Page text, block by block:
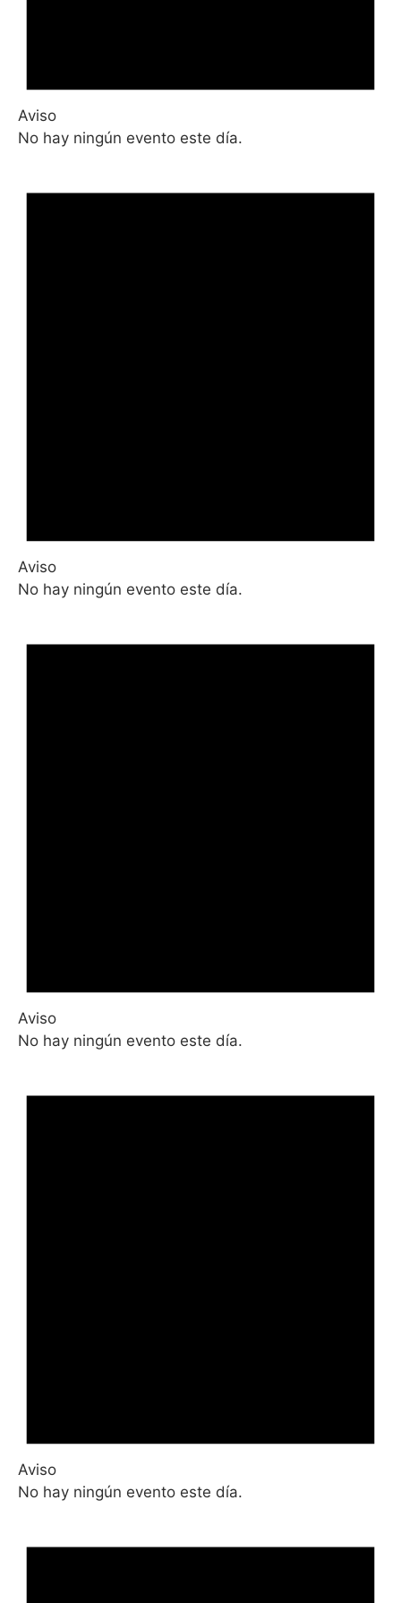
Aviso
No hay ningún evento este día.
Aviso
No hay ningún evento este día.
Aviso
No hay ningún evento este día.
Aviso
No hay ningún evento este día.